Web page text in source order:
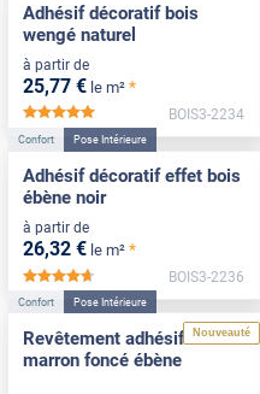
Adhésif décoratif bois
wengé naturel
à partir de
25,77 € le m² *
*****
BOIS3-2234
Confort Pose Intérieure
Adhésif décoratif effet bois
ébène noir
à partir de
26,32 € le m² *
*****
BOIS3-2236
Nouveauté
Confort Pose Intérieure
Revêtement adhésif bois
marron foncé ébène